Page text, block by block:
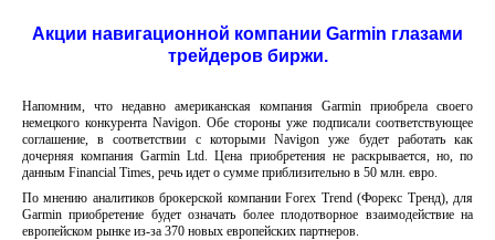
Акции навигационной компании Garmin глазами
трейдеров биржи.
Напомним, что недавно американская компания Garmin приобрела своего
немецкого конкурента Navigon. Обе стороны уже подписали соответствующее
соглашение, в соответствии с которыми Navigon уже будет работать как
дочерняя компания Garmin Ltd. Цена приобретения не раскрывается, но, по
данным Financial Times, речь идет о сумме приблизительно в 50 млн. евро.
По мнению аналитиков брокерской компании Forex Trend (Форекс Тренд), для
Garmin приобретение будет означать более плодотворное взаимодействие на
европейском рынке из-за 370 новых европейских партнеров.